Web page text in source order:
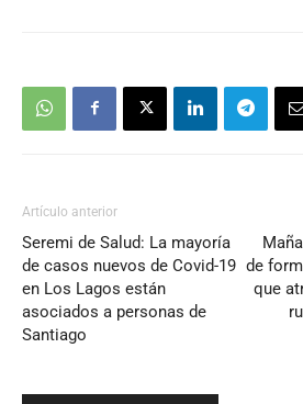
Artículo anterior
Seremi de Salud: La mayoría
de casos nuevos de Covid-19
en Los Lagos están
asociados a personas de
Santiago
de
que